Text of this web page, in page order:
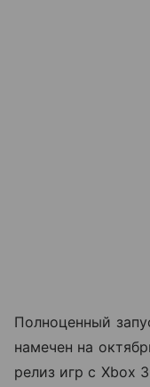
Полноценный
намечен на
релиз игр с Xbox